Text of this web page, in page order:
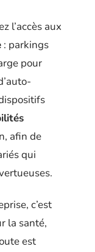
l’accès aux
: parkings
pour
afin de
qui
c’est
la santé,
est